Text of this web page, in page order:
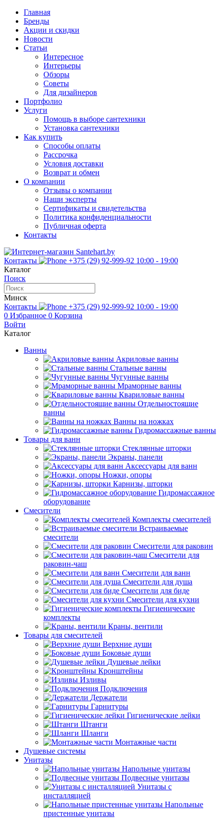
Главная
Бренды
Акции и скидки
Новости
Статьи
Интересное
Интерьеры
Обзоры
Советы
Для дизайнеров
Портфолио
Услуги
Помощь в выборе сантехники
Установка сантехники
Как купить
Способы оплаты
Рассрочка
Условия доставки
Возврат и обмен
О компании
Отзывы о компании
Наши эксперты
Сертификаты и свидетельства
Политика конфиденциальности
Публичная оферта
Контакты
Контакты +375 (29) 92-999-92 10:00 - 19:00
Каталог
Поиск
Минск
Контакты
+375 (29) 92-999-92 10:00 - 19:00
0 Избранное 0 Корзина
Войти
Каталог
Ванны
Акриловые ванны
Стальные ванны
Чугунные ванны
Мраморные ванны
Квариловые ванны
Отдельностоящие
ванны
Ванны на ножках
Гидромассажные ванны
Товары для ванн
Стеклянные шторки
Экраны, панели
Аксессуары для ванн
Ножки, опоры
Карнизы, шторки
Гидромассажное
оборудование
Смесители
Комплекты смесителей
Встраиваемые
смесители
Смесители для раковин
Смесители для
раковин-чаш
Смесители для ванн
Смесители для душа
Смесители для биде
Смесители для кухни
Гигиенические
комплекты
Краны, вентили
Товары для смесителей
Верхние души
Боковые души
Душевые лейки
Кронштейны
Изливы
Подключения
Держатели
Гарнитуры
Гигиенические лейки
Штанги
Шланги
Монтажные части
Душевые системы
Унитазы
Напольные унитазы
Подвесные унитазы
Унитазы с
инсталляцией
Напольные
пристенные унитазы